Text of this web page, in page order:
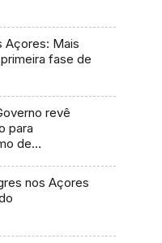
Açores: Mais
fase de
revê
para
de
nos Açores